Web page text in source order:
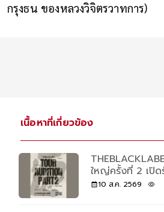
กรุงธน ของหลวงวิจิตรวาทการ)
เนื้อหาที่เกี่ยวข้อง
ใหญ่ครั้งที่ 2 เปิด
10 ส.ค. 2569